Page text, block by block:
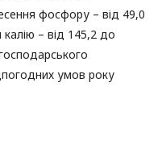
фосфору – від 49,0
– від 145,2 до
умов року